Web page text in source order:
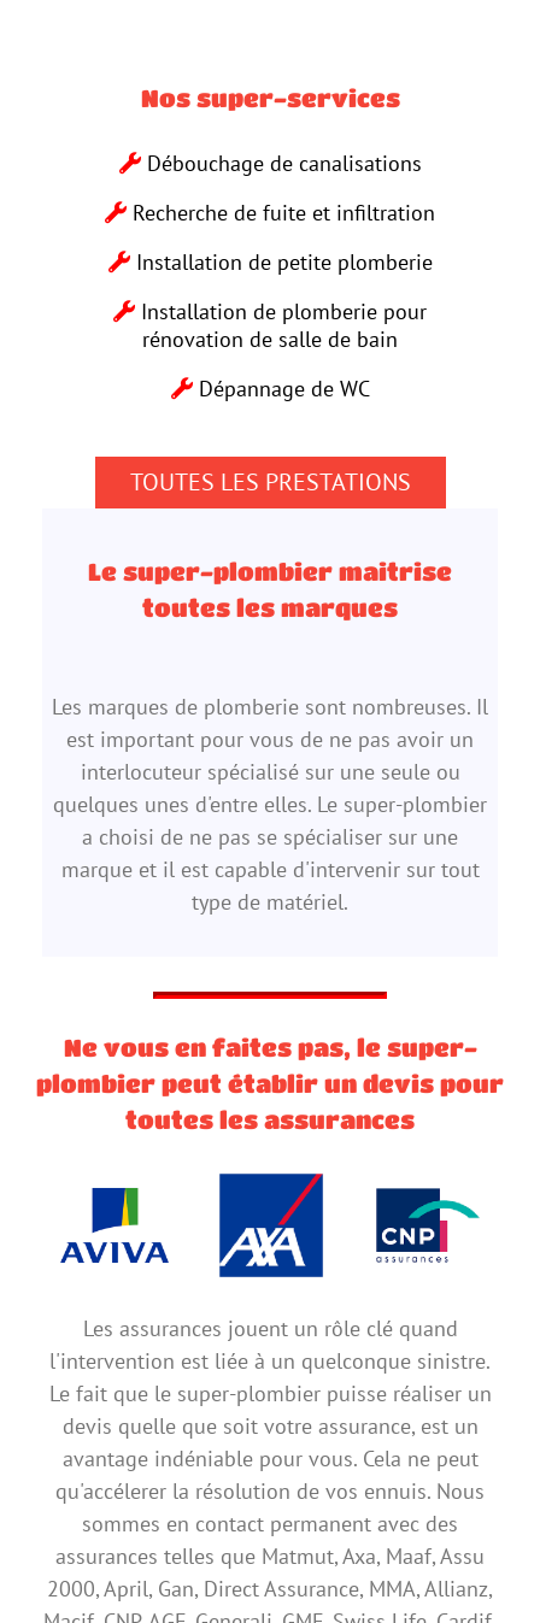
Nos super-services
Débouchage de canalisations
Recherche de fuite et infiltration
Installation de petite plomberie
Installation de plomberie pour
rénovation de salle de bain
Dépannage de WC
TOUTES LES PRESTATIONS
Le super-plombier maitrise
toutes les marques
Les marques de plomberie sont nombreuses. Il
est important pour vous de ne pas avoir un
interlocuteur spécialisé sur une seule ou
quelques unes d'entre elles. Le super-plombier
a choisi de ne pas se spécialiser sur une
marque et il est capable d'intervenir sur tout
type de matériel.
Ne vous en faites pas, le super-
plombier peut établir un devis pour
toutes les assurances
Les assurances jouent un rôle clé quand
l'intervention est liée à un quelconque sinistre.
Le fait que le super-plombier puisse réaliser un
devis quelle que soit votre assurance, est un
avantage indéniable pour vous. Cela ne peut
qu'accélerer la résolution de vos ennuis. Nous
sommes en contact permanent avec des
assurances telles que Matmut, Axa, Maaf, Assu
2000, April, Gan, Direct Assurance, MMA, Allianz,